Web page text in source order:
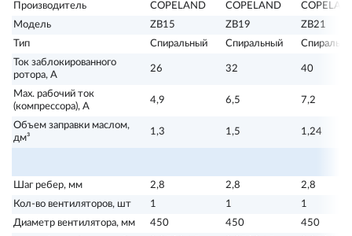
Производитель COPELAND COPELAND
Модель
ZB15 ZB19
ZB21
Тип
Спиральный Спиральный
Ток заблокированного
ротора, А
26 32 40
Max. рабочий ток
(компрессора), А
4,9 6,5 7,2
Объем заправки маслом,
дм³
1,3 1,5 1,24
Шаг ребер, мм 2,8 2,8
2,8
Кол-во вентиляторов, шт
1 1
1
Диаметр вентилятора, мм
450 450
450